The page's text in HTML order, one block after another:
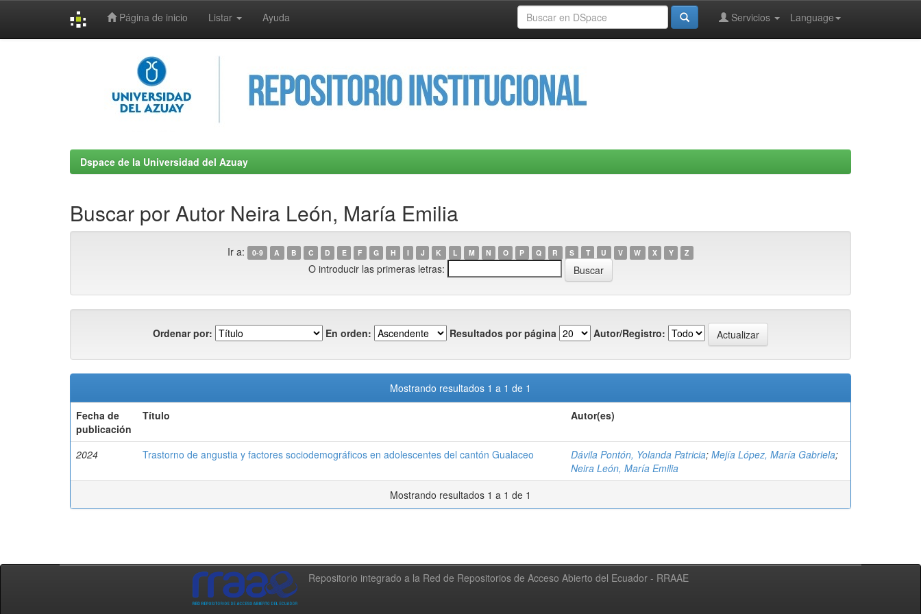
Página de inicio Listar Ayuda Language
Servicios
Dspace de la Universidad del Azuay
Buscar por Autor Neira León, María Emilia
Ir a: 0-9 A B C D E F G H I J K L M N O P Q R S T U V W X Y Z
O introducir las primeras letras:
Ordenar por: En orden: Resultados por página Autor/Registro:
Mostrando resultados 1 a 1 de 1
Fecha de
publicación
Título Autor(es)
2024 Trastorno de angustia y factores sociodemográficos en adolescentes del cantón Gualaceo Dávila Pontón, Yolanda Patricia; Mejía López, María Gabriela;
Neira León, María Emilia
Mostrando resultados 1 a 1 de 1
Repositorio integrado a la Red de Repositorios de Acceso Abierto del Ecuador - RRAAE